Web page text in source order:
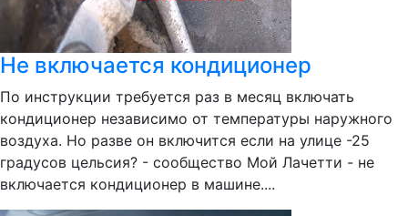
Не включается кондиционер
По инструкции требуется раз в месяц включать
кондиционер независимо от температуры наружного
воздуха. Но разве он включится если на улице -25
градусов цельсия? - сообщество Мой Лачетти - не
включается кондиционер в машине....